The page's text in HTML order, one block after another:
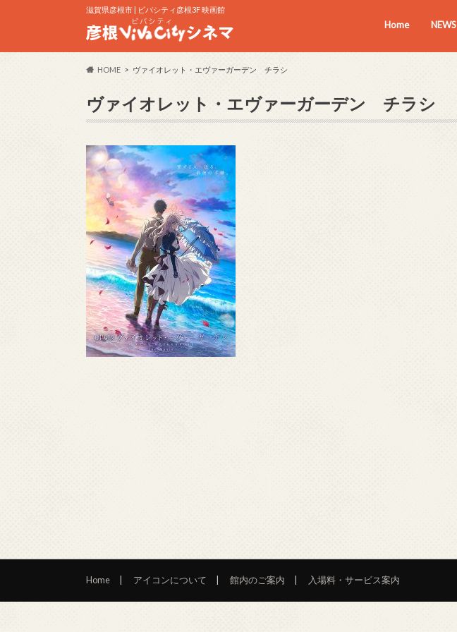
滋賀県彦根市 | ビバシティ彦根3F 映画館
Home NEWS
HOME ヴァイオレット・エヴァーガーデン チラシ
ヴァイオレット・エヴァーガーデン チラシ
Home アイコンについて 館内のご案内 入場料・サービス案内